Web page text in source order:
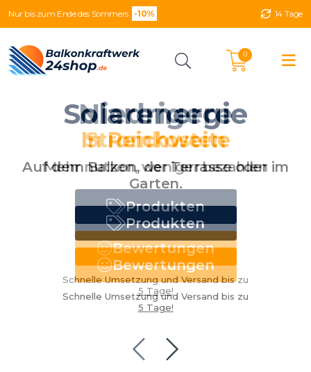
Nur bis zum Ende des Sommers -10% 14 Tage
0
Solarenergie
In Reichweite
Auf dem Balkon, der Terrasse oder im
Garten.
Produkten
Bewertungen
Schnelle Umsetzung und Versand bis zu
5 Tage!
Niedrigere
Stromkosten
Mehr nutzen, weniger bezahlen
Produkten
Bewertungen
Schnelle Umsetzung und Versand bis zu
5 Tage!